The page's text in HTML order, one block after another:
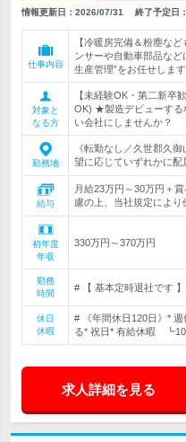
情報更新日：2026/07/31 終了予定日：
仕事内容
【冷暖房完備＆粉塵な
ンサーや自動車部品など
生産管理”をお任せします
対象と
なる方
【未経験OK・第二新卒
OK) ★製造デビューする
い会社にしませんか？
勤務地
《転勤なし／久世郡久
望に応じていずれかに配
給与
月給23万円～30万円＋
慮の上、当社規定によ
初年度
年収
330万円～370万円
勤務
時間
# 【 基本定時退社です
休日
休暇
# 《年間休日120日》*
る* 祝日* 有給休暇
求人詳細を見る